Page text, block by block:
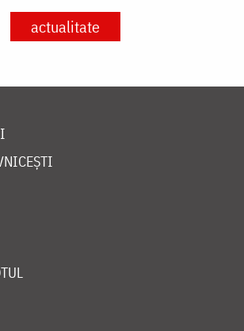
actualitate